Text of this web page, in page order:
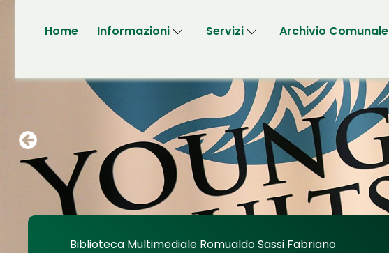
Home Informazioni Servizi Archivio Comunale
Biblioteca Multimediale Romualdo Sassi Fabriano